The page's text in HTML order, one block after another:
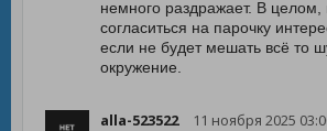
немного раздражает. В
согласиться на парочку
если не будет мешать всё то
окружение.
alla-523522 11 ноября 2025